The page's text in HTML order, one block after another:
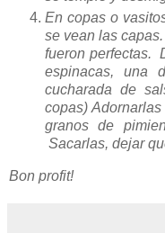
En copas o
se vean las
fueron perfectas.
espinacas, una
cucharada de
copas)
granos de
Sacarlas, dejar
Bon profit!